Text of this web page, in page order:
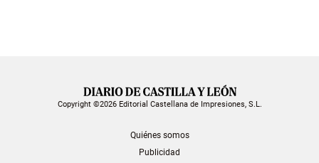
Copyright ©2026 Editorial Castellana de Impresiones, S.L.
Quiénes somos
Publicidad